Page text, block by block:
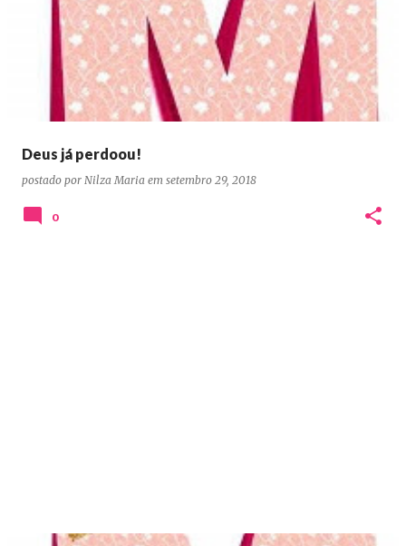
Deus já perdoou!
postado por Nilza Maria em setembro 29, 2018
0